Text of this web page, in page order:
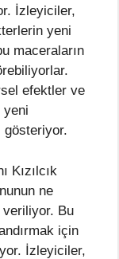
İzleyiciler,
yeni
maceraların
efektler ve
yeni
gösteriyor.
Kızılcık
ne
veriliyor. Bu
için
İzleyiciler,